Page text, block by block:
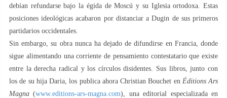
debían refundarse bajo la égida de Moscú y su Iglesia ortodoxa. Estas
posiciones ideológicas acabaron por distanciar a Dugin de sus primeros
partidarios occidentales.
Sin embargo, su obra nunca ha dejado de difundirse en Francia, donde
sigue alimentando una corriente de pensamiento contestatario que existe
entre la derecha radical y los círculos disidentes. Sus libros, junto con
los de su hija Daria, los publica ahora Christian Bouchet en Éditions Ars
Magna (www.editions-ars-magna.com), una editorial especializada en